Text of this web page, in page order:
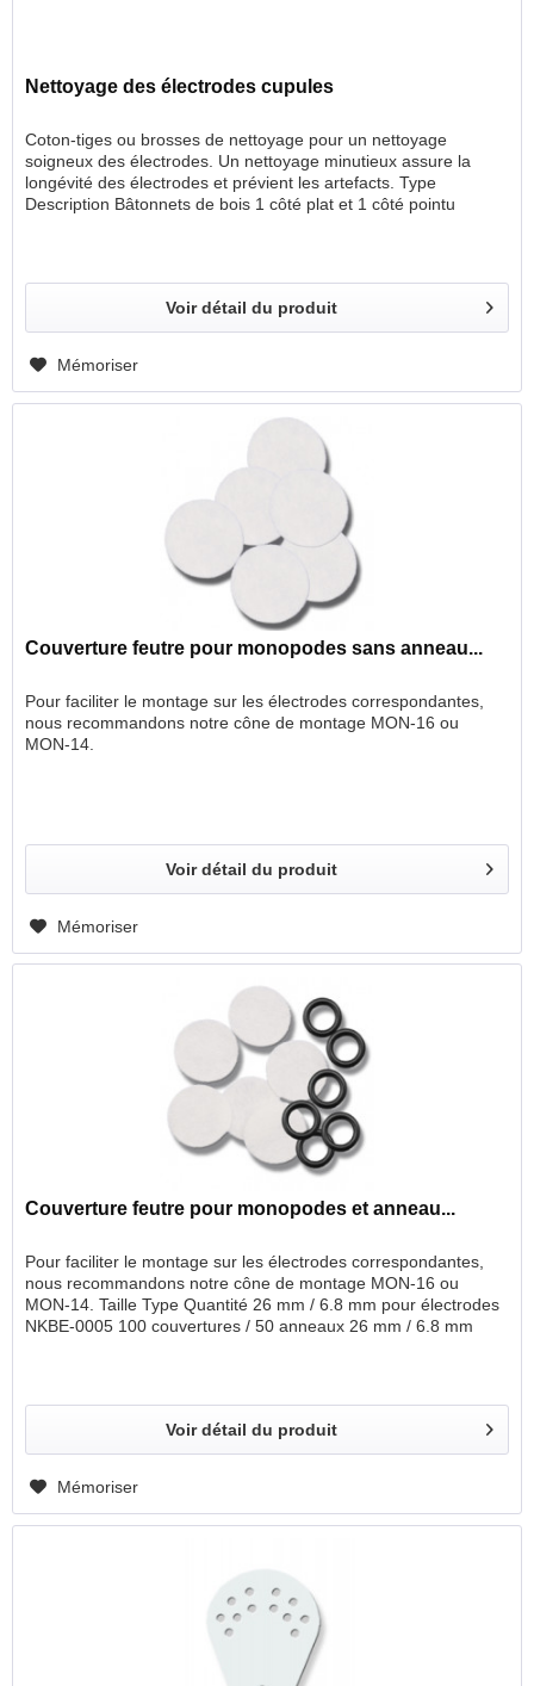
Nettoyage des électrodes cupules
Coton-tiges ou brosses de nettoyage pour un nettoyage
soigneux des électrodes. Un nettoyage minutieux assure la
longévité des électrodes et prévient les artefacts. Type
Description Bâtonnets de bois 1 côté plat et 1 côté pointu
Voir détail du produit
Mémoriser
Couverture feutre pour monopodes sans anneau...
Pour faciliter le montage sur les électrodes correspondantes,
nous recommandons notre cône de montage MON-16 ou
MON-14.
Voir détail du produit
Mémoriser
Couverture feutre pour monopodes et anneau...
Pour faciliter le montage sur les électrodes correspondantes,
nous recommandons notre cône de montage MON-16 ou
MON-14. Taille Type Quantité 26 mm / 6.8 mm pour électrodes
NKBE-0005 100 couvertures / 50 anneaux 26 mm / 6.8 mm
anneaux 30 mm / 6.8 mm pour monopodes 100 couvertures /
50 anneaux 30 mm / 6.8 mm pour monopodes
100 couvertures / 100 anneaux 32 mm / 8.5 mm pour
monopodes 100 couvertures / 50 anneaux 32 mm / 8.5 mm
pour monopodes 100 couvertures / 100 anneaux
Voir détail du produit
Mémoriser